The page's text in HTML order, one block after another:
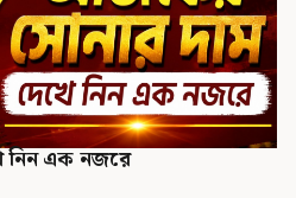
নিন এক নজরে